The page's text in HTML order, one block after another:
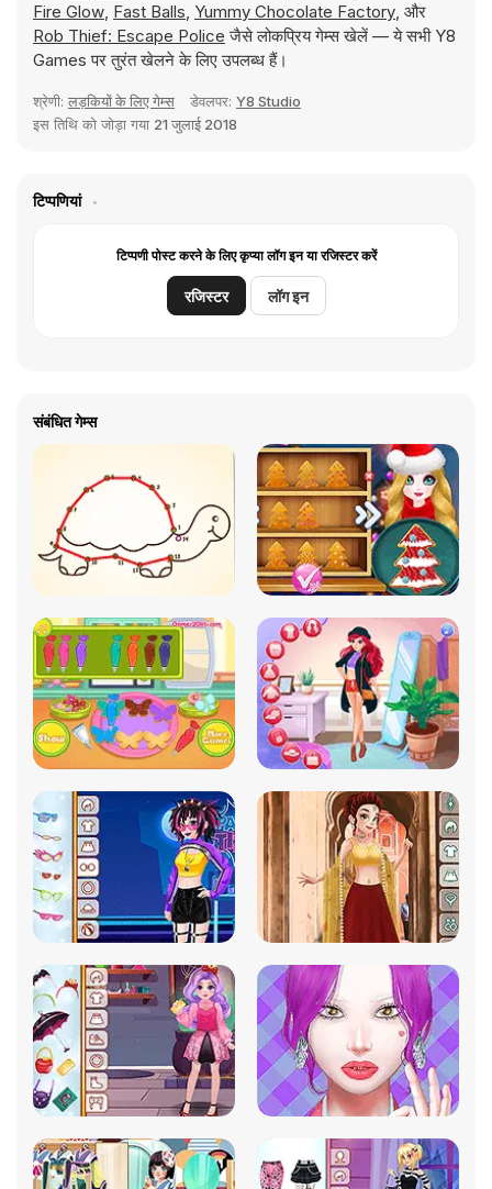
Fire Glow, Fast Balls, Yummy Chocolate Factory, और
Rob Thief: Escape Police जैसे लोकप्रिय गेम्स खेलें — ये सभी Y8
Games पर तुरंत खेलने के लिए उपलब्ध हैं।
श्रेणी: लड़कियों के लिए गेम्स डेवलपर: Y8 Studio
इस तिथि को जोड़ा गया 21 जुलाई 2018
टिप्पणियां
टिप्पणी पोस्ट करने के लिए कृप्या लॉग इन या रजिस्टर करें
रजिस्टर लॉग इन
संबंधित गेम्स